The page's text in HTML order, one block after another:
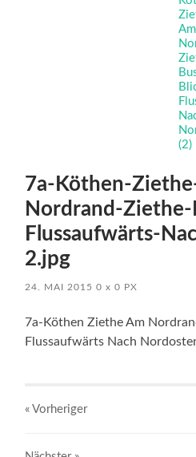
7a-Köthen-
Nordrand-
Flussaufwärts-
2.jpg
24. MAI 2015 0x 0 PX
7a-Köthen Ziethe Am
Flussaufwärts Nach
« Vorheriger